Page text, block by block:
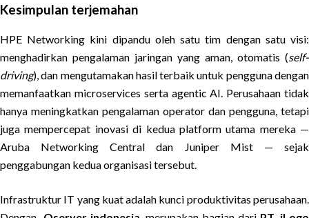
Kesimpulan terjemahan
HPE Networking kini dipandu oleh satu tim dengan satu visi:
menghadirkan pengalaman jaringan yang aman, otomatis (self-
driving), dan mengutamakan hasil terbaik untuk pengguna dengan
memanfaatkan microservices serta agentic AI. Perusahaan tidak
hanya meningkatkan pengalaman operator dan pengguna, tetapi
juga mempercepat inovasi di kedua platform utama mereka —
Aruba Networking Central dan Juniper Mist — sejak
penggabungan kedua organisasi tersebut.
Infrastruktur IT yang kuat adalah kunci produktivitas perusahaan.